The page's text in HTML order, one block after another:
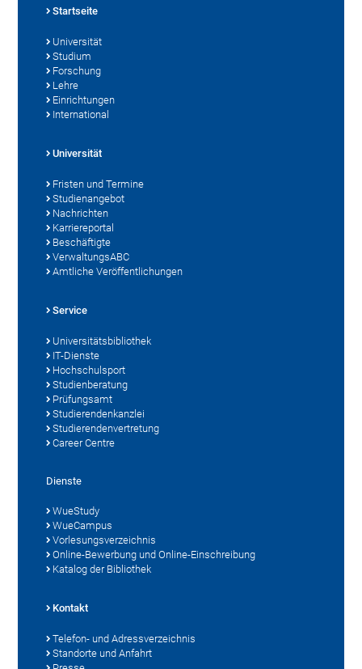
Startseite
Universität
Studium
Forschung
Lehre
Einrichtungen
International
Universität
Fristen und Termine
Studienangebot
Nachrichten
Karriereportal
Beschäftigte
VerwaltungsABC
Amtliche Veröffentlichungen
Service
Universitätsbibliothek
IT-Dienste
Hochschulsport
Studienberatung
Prüfungsamt
Studierendenkanzlei
Studierendenvertretung
Career Centre
Dienste
WueStudy
WueCampus
Vorlesungsverzeichnis
Online-Bewerbung und Online-Einschreibung
Katalog der Bibliothek
Kontakt
Telefon- und Adressverzeichnis
Standorte und Anfahrt